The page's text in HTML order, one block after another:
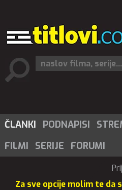
ČLANKI PODNAPISI
FILMI
SERIJE FORUMI
Za sve opcije molim te da